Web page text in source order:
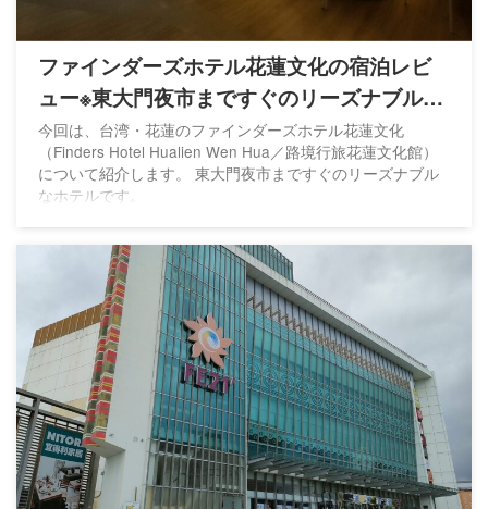
ファインダーズホテル花蓮文化の宿泊レビ
ュー※東大門夜市まですぐのリーズナブルな
ホテル
今回は、台湾・花蓮のファインダーズホテル花蓮文化
（Finders Hotel Hualien Wen Hua／路境行旅花蓮文化館）
について紹介します。 東大門夜市まですぐのリーズナブル
なホテルです。